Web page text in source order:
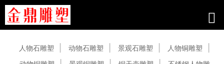
人物石雕塑 动物石雕塑 景观石雕塑
人物铜雕塑